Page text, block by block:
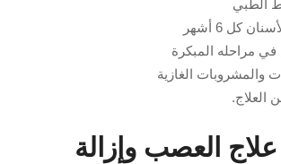
الطبي
كل 6 أشهر
مراحله المبكرة
والمشروبات الغازية
العلاج.
العصب وإزالة